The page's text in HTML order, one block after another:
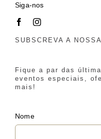
Siga-nos
SUBSCREVA A
Fique a par das
eventos especiais,
mais!
Nome